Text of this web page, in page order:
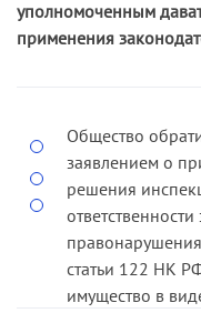
нижестоящих
отклонили
не
уплаты
случае
должностного
чем нормы
РФ не подлежат
ФАС СЗО от
211
уполномоченным
применения
Общество
заявлением о
решения
статьи 122 НК
имущество в